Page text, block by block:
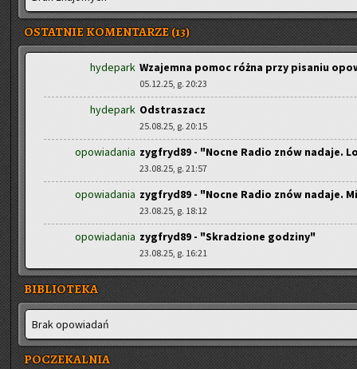
OSTATNIE KOMENTARZE (13)
hydepark Wzajemna pomoc różna przy pisaniu
05.12.25, g. 20:23
hydepark Odstraszacz
25.08.25, g. 20:15
opowiadania zygfryd89 - "Nocne Radio znów nadaje.
23.08.25, g. 21:57
opowiadania zygfryd89 - "Nocne Radio znów nadaje.
23.08.25, g. 18:12
opowiadania zygfryd89 - "Skradzione godziny"
23.08.25, g. 16:21
BIBLIOTEKA
Brak opo­wia­dań
POCZEKALNIA